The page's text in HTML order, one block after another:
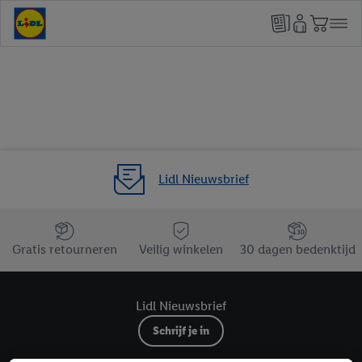
Lidl Nieuwsbrief
Jouw voordelen bij ons als Lidl webshop klant
Gratis retourneren
Veilig winkelen 30 dagen bedenktijd
Lidl Nieuwsbrief
Schrijf je in